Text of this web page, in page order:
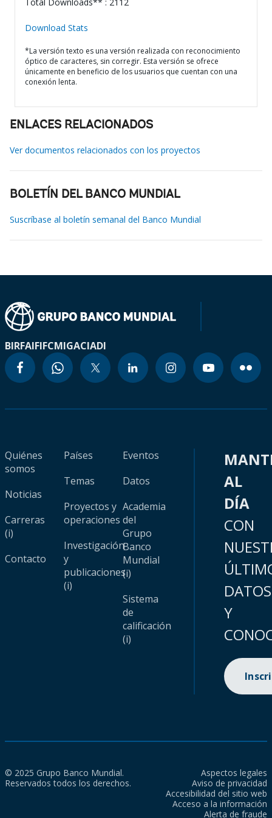
Download Stats
*La versión texto es una versión realizada con reconocimiento
óptico de caracteres, sin corregir. Esta versión se ofrece
únicamente en beneficio de los usuarios que cuentan con una
conexión lenta.
ENLACES RELACIONADOS
Ver documentos relacionados con los proyectos
BOLETÍN DEL BANCO MUNDIAL
Suscríbase al boletín semanal del Banco Mundial
BIRFAIFIFCMIGACIADI
Quiénes
somos
Noticias
Carreras
(i)
Contacto
Países
Temas
Proyectos y
operaciones
Investigación
y
publicaciones
(i)
Eventos
Datos
Academia
del
Grupo
Banco
Mundial
(i)
Sistema
de
calificación
(i)
AL
DÍA
CON
DATOS
Y
© 2025 Grupo Banco Mundial.
Reservados todos los derechos.
Aspectos legales
Aviso de privacidad
Accesibilidad del sitio web
Acceso a la información
Alerta de fraude